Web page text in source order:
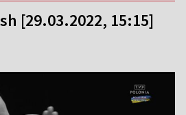
[29.03.2022, 15:15]